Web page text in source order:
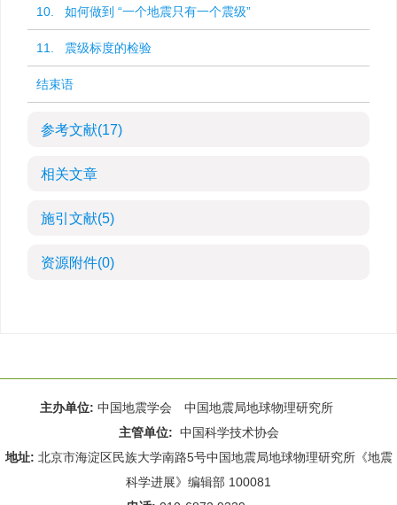
10. 如何做到 “一个地震只有一个震级”
11. 震级标度的检验
结束语
参考文献(17)
相关文章
施引文献(5)
资源附件(0)
主办单位: 中国地震学会 中国地震局地球物理研究所
主管单位: 中国科学技术协会
地址: 北京市海淀区民族大学南路5号中国地震局地球物理研究所《地震
科学进展》编辑部 100081